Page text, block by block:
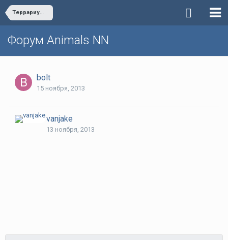
Террариумные животные
Форум Animals NN
bolt
15 ноября, 2013
vanjake
13 ноября, 2013